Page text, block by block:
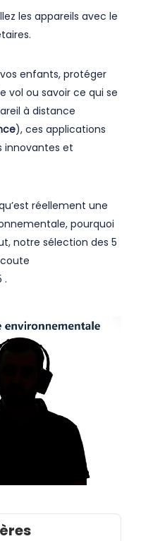
les appareils avec le
enfants, protéger
vol ou savoir ce qui se
à distance
), ces applications
innovantes et
réellement une
pourquoi
notre sélection des 5
.